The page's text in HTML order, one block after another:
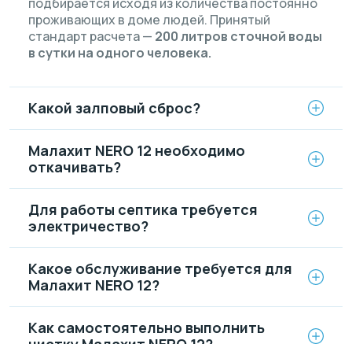
проживающих в доме людей. Принятый
стандарт расчета — 200 литров сточной воды
в сутки на одного человека.
Какой залповый сброс?
Малахит NERO 12 необходимо
откачивать?
Для работы септика требуется
электричество?
Какое обслуживание требуется для
Малахит NERO 12?
Как самостоятельно выполнить